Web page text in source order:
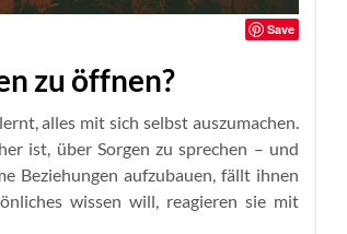
Save
zu öffnen?
alles mit sich selbst auszumachen.
ist, über Sorgen zu sprechen – und
Beziehungen aufzubauen, fällt ihnen
wissen will, reagieren sie mit